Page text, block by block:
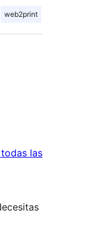
web2print
las